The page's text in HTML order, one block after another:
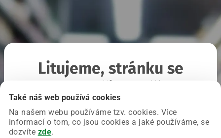
Také náš web používá cookies
Na našem webu používáme tzv. cookies. Více
informací o tom, co jsou cookies a jaké používáme, se
dozvíte zde.
Litujeme, stránku se
Chyba nastala na naší straně a už ji opravujeme.
Zkuste prosím znovu načíst požadovanou stránku.